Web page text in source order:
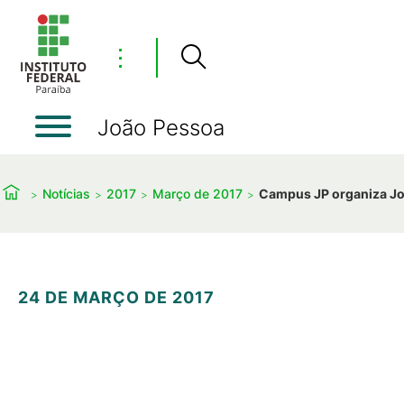
⋮
João Pessoa
Notícias 2017 Março de 2017 Campus JP organiza
24 DE MARÇO DE 2017